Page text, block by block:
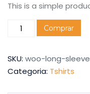
This is a simple
Comprar
SKU: woo-long-
Categoria: Tshirts